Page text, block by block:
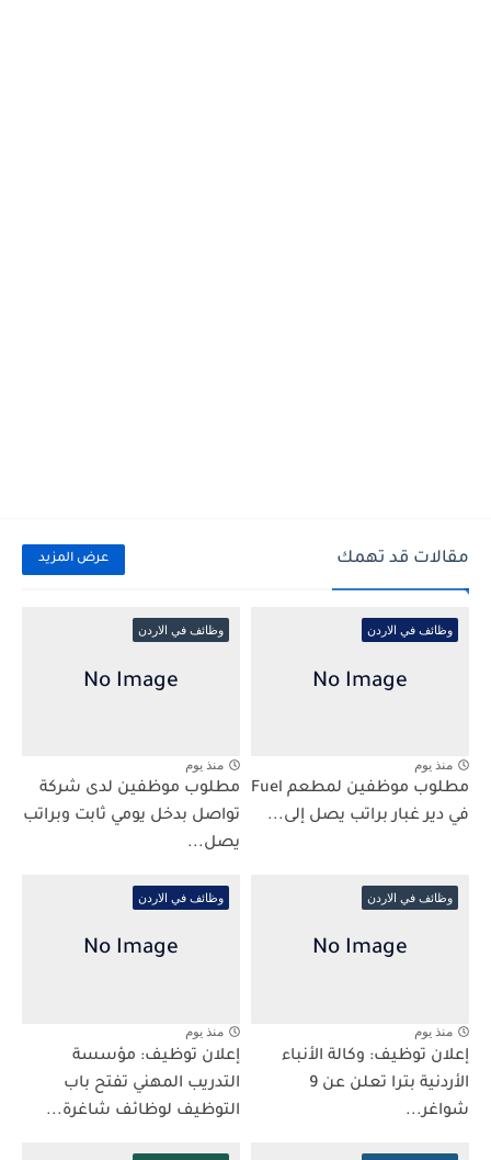
مقالات قد تهمك عرض المزيد
وظائف في الاردن
منذ يوم
مطلوب موظفين لمطعم Fuel
في دير غبار براتب يصل إلى...
وظائف في الاردن
منذ يوم
مطلوب موظفين لدى شركة
تواصل بدخل يومي ثابت وبراتب
يصل...
وظائف في الاردن
منذ يوم
إعلان توظيف: وكالة الأنباء
الأردنية بترا تعلن عن 9
شواغر...
وظائف في الاردن
منذ يوم
إعلان توظيف: مؤسسة
التدريب المهني تفتح باب
التوظيف لوظائف شاغرة...